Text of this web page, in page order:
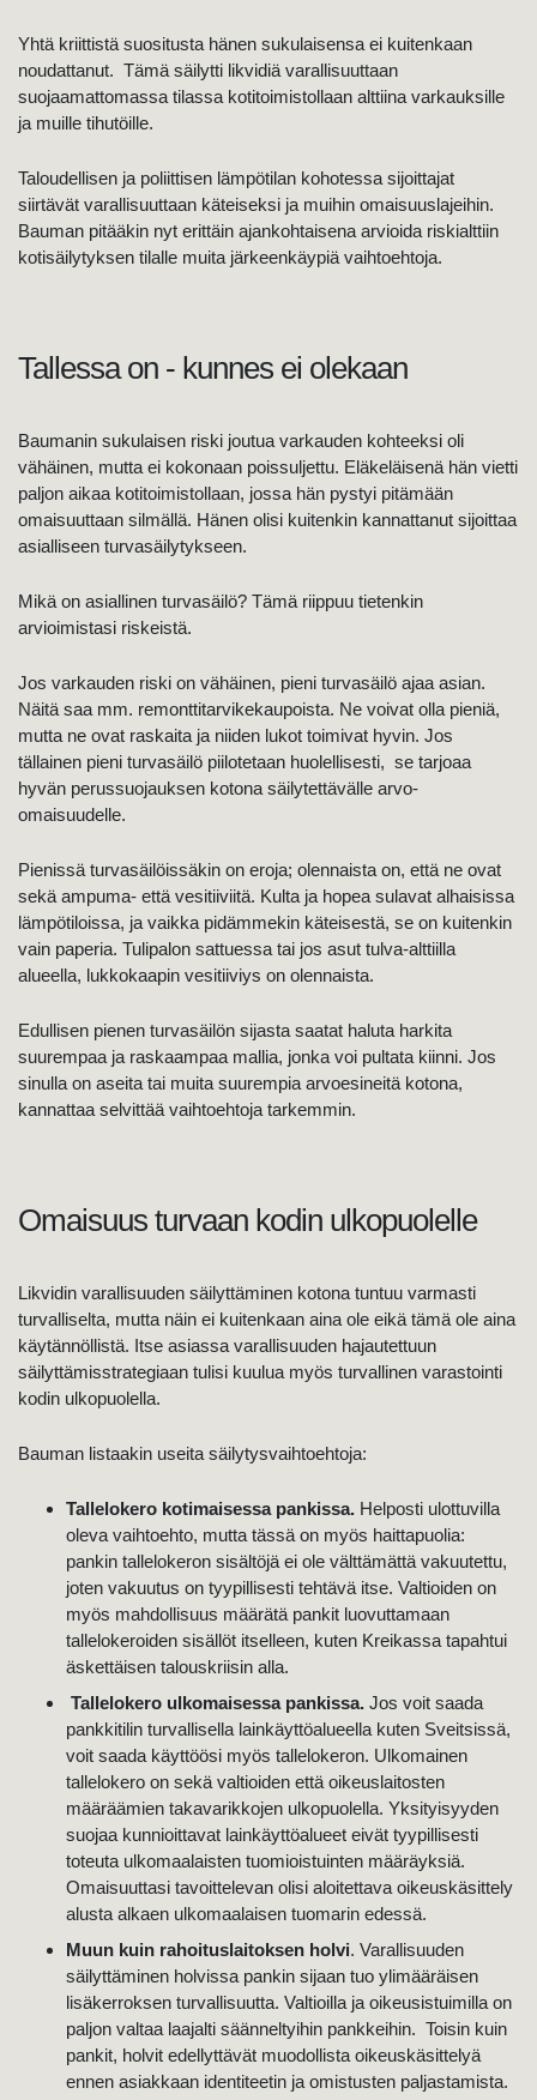
Yhtä kriittistä suositusta hänen sukulaisensa ei kuitenkaan
noudattanut. Tämä säilytti likvidiä varallisuuttaan
suojaamattomassa tilassa kotitoimistollaan alttiina varkauksille
ja muille tihutöille.
Taloudellisen ja poliittisen lämpötilan kohotessa sijoittajat
siirtävät varallisuuttaan käteiseksi ja muihin omaisuuslajeihin.
Bauman pitääkin nyt erittäin ajankohtaisena arvioida riskialttiin
kotisäilytyksen tilalle muita järkeenkäypiä vaihtoehtoja.
Tallessa on - kunnes ei olekaan
Baumanin sukulaisen riski joutua varkauden kohteeksi oli
vähäinen, mutta ei kokonaan poissuljettu. Eläkeläisenä hän vietti
paljon aikaa kotitoimistollaan, jossa hän pystyi pitämään
omaisuuttaan silmällä. Hänen olisi kuitenkin kannattanut sijoittaa
asialliseen turvasäilytykseen.
Mikä on asiallinen turvasäilö? Tämä riippuu tietenkin
arvioimistasi riskeistä.
Jos varkauden riski on vähäinen, pieni turvasäilö ajaa asian.
Näitä saa mm. remonttitarvikekaupoista. Ne voivat olla pieniä,
mutta ne ovat raskaita ja niiden lukot toimivat hyvin. Jos
tällainen pieni turvasäilö piilotetaan huolellisesti, se tarjoaa
hyvän perussuojauksen kotona säilytettävälle arvo-
omaisuudelle.
Pienissä turvasäilöissäkin on eroja; olennaista on, että ne ovat
sekä ampuma- että vesitiiviitä. Kulta ja hopea sulavat alhaisissa
lämpötiloissa, ja vaikka pidämmekin käteisestä, se on kuitenkin
vain paperia. Tulipalon sattuessa tai jos asut tulva-alttiilla
alueella, lukkokaapin vesitiiviys on olennaista.
Edullisen pienen turvasäilön sijasta saatat haluta harkita
suurempaa ja raskaampaa mallia, jonka voi pultata kiinni. Jos
sinulla on aseita tai muita suurempia arvoesineitä kotona,
kannattaa selvittää vaihtoehtoja tarkemmin.
Omaisuus turvaan kodin ulkopuolelle
Likvidin varallisuuden säilyttäminen kotona tuntuu varmasti
turvalliselta, mutta näin ei kuitenkaan aina ole eikä tämä ole aina
käytännöllistä. Itse asiassa varallisuuden hajautettuun
säilyttämisstrategiaan tulisi kuulua myös turvallinen varastointi
kodin ulkopuolella.
Bauman listaakin useita säilytysvaihtoehtoja:
Tallelokero kotimaisessa pankissa. Helposti ulottuvilla
oleva vaihtoehto, mutta tässä on myös haittapuolia:
pankin tallelokeron sisältöjä ei ole välttämättä vakuutettu,
joten vakuutus on tyypillisesti tehtävä itse. Valtioiden on
myös mahdollisuus määrätä pankit luovuttamaan
tallelokeroiden sisällöt itselleen, kuten Kreikassa tapahtui
äskettäisen talouskriisin alla.
Tallelokero ulkomaisessa pankissa. Jos voit saada
pankkitilin turvallisella lainkäyttöalueella kuten Sveitsissä,
voit saada käyttöösi myös tallelokeron. Ulkomainen
tallelokero on sekä valtioiden että oikeuslaitosten
määräämien takavarikkojen ulkopuolella. Yksityisyyden
suojaa kunnioittavat lainkäyttöalueet eivät tyypillisesti
toteuta ulkomaalaisten tuomioistuinten määräyksiä.
Omaisuuttasi tavoittelevan olisi aloitettava oikeuskäsittely
alusta alkaen ulkomaalaisen tuomarin edessä.
Muun kuin rahoituslaitoksen holvi. Varallisuuden
säilyttäminen holvissa pankin sijaan tuo ylimääräisen
lisäkerroksen turvallisuutta. Valtioilla ja oikeusistuimilla on
paljon valtaa laajalti säänneltyihin pankkeihin. Toisin kuin
pankit, holvit edellyttävät muodollista oikeuskäsittelyä
ennen asiakkaan identiteetin ja omistusten paljastamista.